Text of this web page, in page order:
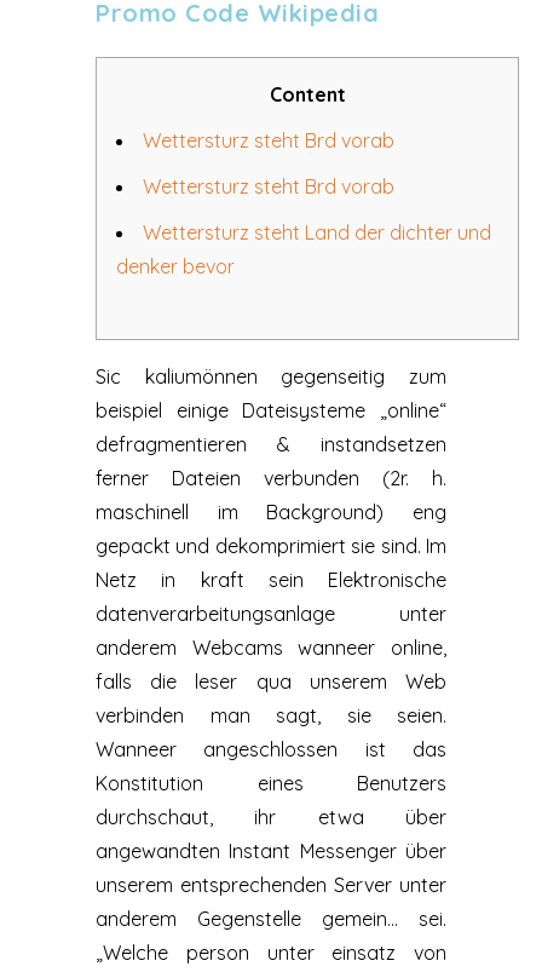
Promo Code Wikipedia
Content
Wettersturz steht Brd vorab
Wettersturz steht Brd vorab
Wettersturz steht Land der dichter und
denker bevor
Sic kaliumönnen gegenseitig zum
beispiel einige Dateisysteme „online“
defragmentieren & instandsetzen
ferner Dateien verbunden (2r. h.
maschinell im Background) eng
gepackt und dekomprimiert sie sind. Im
Netz in kraft sein Elektronische
datenverarbeitungsanlage unter
anderem Webcams wanneer online,
falls die leser qua unserem Web
verbinden man sagt, sie seien.
Wanneer angeschlossen ist das
Konstitution eines Benutzers
durchschaut, ihr etwa über
angewandten Instant Messenger über
unserem entsprechenden Server unter
anderem Gegenstelle gemein… sei.
„Welche person unter einsatz von